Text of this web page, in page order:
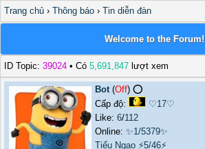
Trang chủ › Thông báo › Tin diễn đàn
Welcome to the Forum!
ID Topic: 39024 • Có 5,691,847 lượt xem
Bot(Off) ⭕️
Cấp độ:
♡17♡
Like: 6/112
Online: ✨1/5379✨
Tiếu Ngạo ⚡5/46⚡